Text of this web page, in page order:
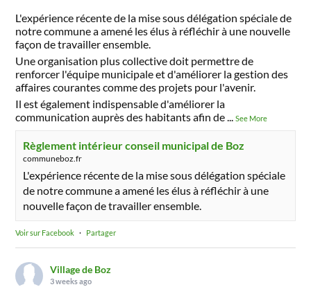
L'expérience récente de la mise sous délégation spéciale de
notre commune a amené les élus à réfléchir à une nouvelle
façon de travailler ensemble.
Une organisation plus collective doit permettre de
renforcer l'équipe municipale et d'améliorer la gestion des
affaires courantes comme des projets pour l'avenir.
Il est également indispensable d'améliorer la
communication auprès des habitants afin de...See More
Règlement intérieur conseil municipal de Boz
communeboz.fr
L'expérience récente de la mise sous délégation spéciale
de notre commune a amené les élus à réfléchir à une
nouvelle façon de travailler ensemble.
Voir sur Facebook · Partager
Village de Boz
3 weeks ago